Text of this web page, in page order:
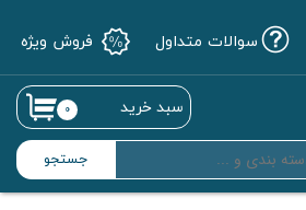
جستجو
۰ سبد خرید
سوالات متداول فروش ویژه